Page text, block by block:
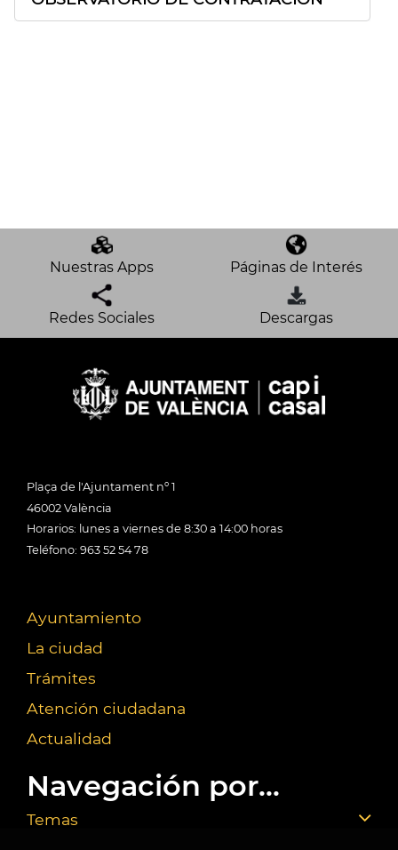
Nuestras Apps Páginas de Interés
Redes Sociales Descargas
Plaça de l'Ajuntament nº 1
46002 València
Horarios: lunes a viernes de 8:30 a 14:00 horas
Teléfono: 963 52 54 78
Ayuntamiento
La ciudad
Trámites
Atención ciudadana
Actualidad
Navegación por...
Temas